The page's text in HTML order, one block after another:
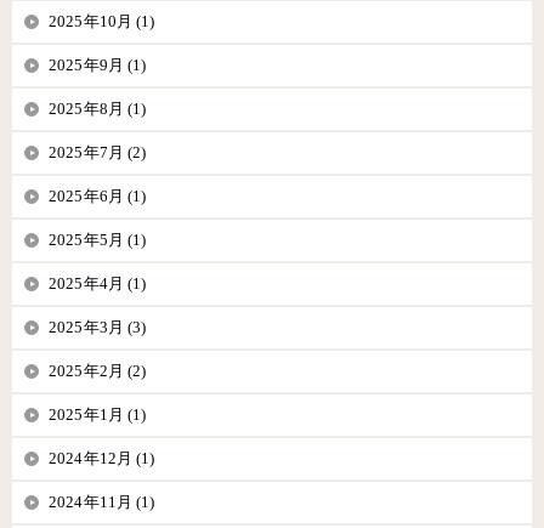
2025年10月 (1)
2025年9月 (1)
2025年8月 (1)
2025年7月 (2)
2025年6月 (1)
2025年5月 (1)
2025年4月 (1)
2025年3月 (3)
2025年2月 (2)
2025年1月 (1)
2024年12月 (1)
2024年11月 (1)